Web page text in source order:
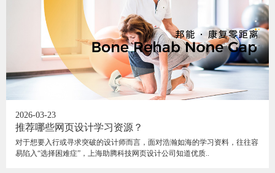
2026-03-23
推荐哪些网页设计学习资源？
对于想要入行或寻求突破的设计师而言，面对浩瀚如海的学习资料，往往容
易陷入“选择困难症”，上海助腾科技网页设计公司知道优质..